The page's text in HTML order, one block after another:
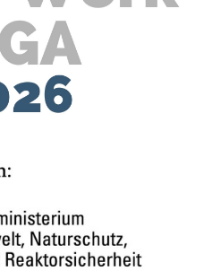
Sarah Steinbach, Michelle Cole,